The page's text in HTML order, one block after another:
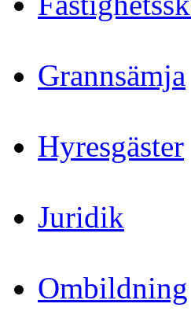
Grannsämja
Hyresgäster
Juridik
Ombildning